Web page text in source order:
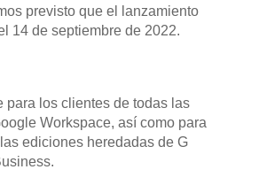
previsto que el lanzamiento
14 de septiembre de 2022.
para los clientes de todas las
Workspace, así como para
ediciones heredadas de G